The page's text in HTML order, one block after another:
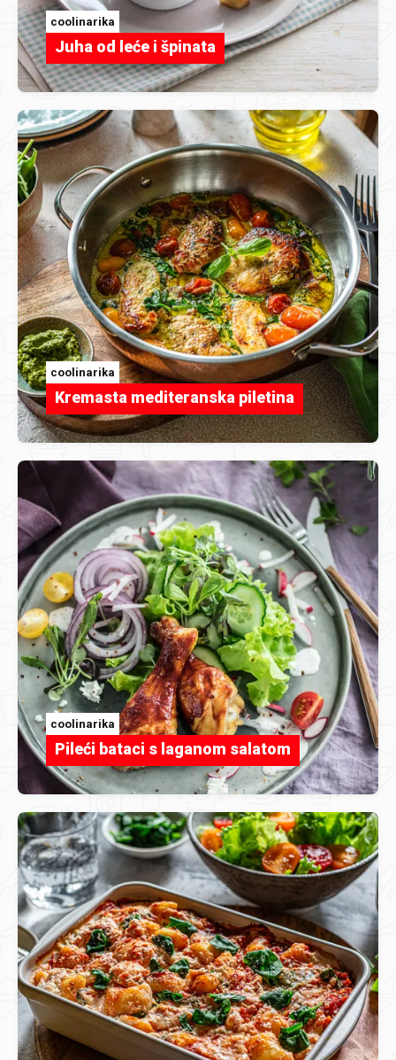
coolinarika
Juha od leće i špinata
coolinarika
Kremasta mediteranska piletina
coolinarika
Pileći bataci s laganom salatom